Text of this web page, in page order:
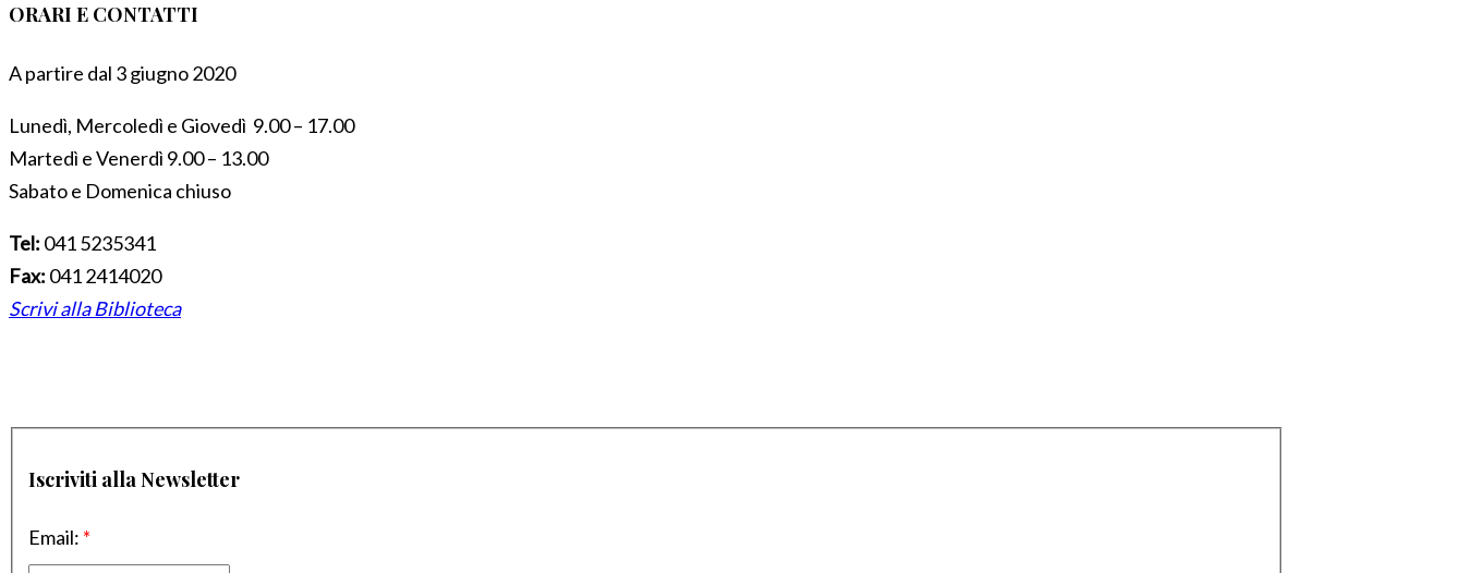
ORARI E CONTATTI
A partire dal 3 giugno 2020
Lunedì, Mercoledì e Giovedì 9.00 – 17.00
Martedì e Venerdì 9.00 – 13.00
Sabato e Domenica chiuso
Tel: 041 5235341
Fax: 041 2414020
Scrivi alla Biblioteca
Iscriviti alla Newsletter
Email: *